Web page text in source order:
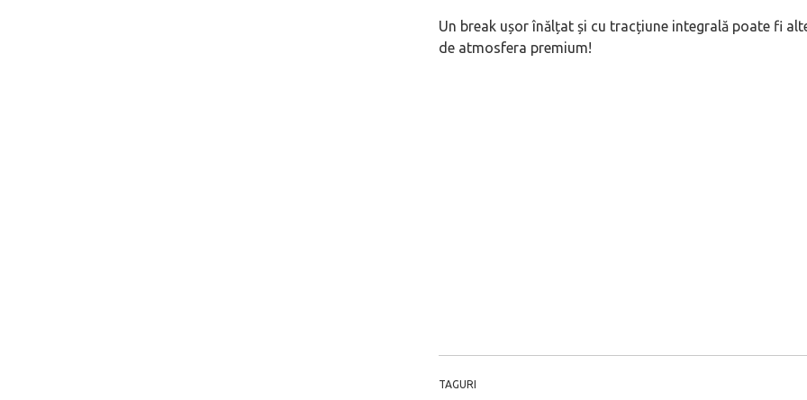
Un break ușor înălțat și cu tracțiune integrală poate fi
de atmosfera premium!
TAGURI